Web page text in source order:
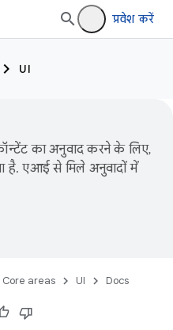
प्रवेश करें
UI
का अनुवाद करने के लिए,
है. एआई से मिले अनुवादों में
Core areas UI Docs